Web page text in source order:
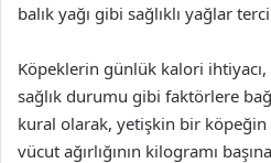
balık yağı gibi sağlıklı yağlar
Köpeklerin günlük kalori
sağlık durumu gibi faktörlere
kural olarak, yetişkin bir
vücut ağırlığının kilogramı